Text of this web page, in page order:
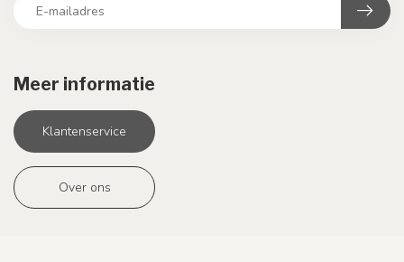
Meer informatie
Klantenservice
Over ons